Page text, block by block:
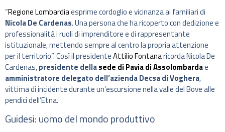
“Regione Lombardiaesprime cordoglio e vicinanza ai familiari di
Nicola De Cardenas. Una persona che ha ricoperto con dedizione e
professionalità i ruoli di imprenditore e di rappresentante
istituzionale, mettendo sempre al centro la propria attenzione
per il territorio”. Così il presidenteAttilio Fontanaricorda Nicola De
Cardenas,presidente dellasede di Pavia di Assolombardae
amministratore delegato dell’azienda Decsa di Voghera,
vittima di incidente durante un’escursione nella valle del Bove alle
pendici dell’Etna.
Guidesi: uomo del mondo produttivo